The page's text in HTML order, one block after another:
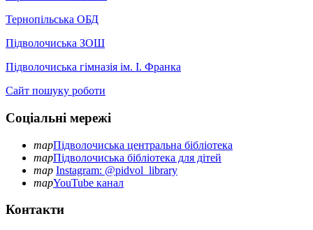
Тернопільська ОБД
Підволочиська ЗОШ
Підволочиська гімназія ім. І. Франка
Сайт пошуку роботи
Соціальні мережі
mapПідволочиська центральна бібліотека
mapПідволочиська бібліотека для дітей
map Instagram: @pidvol_library
mapYouTube канал
Контакти